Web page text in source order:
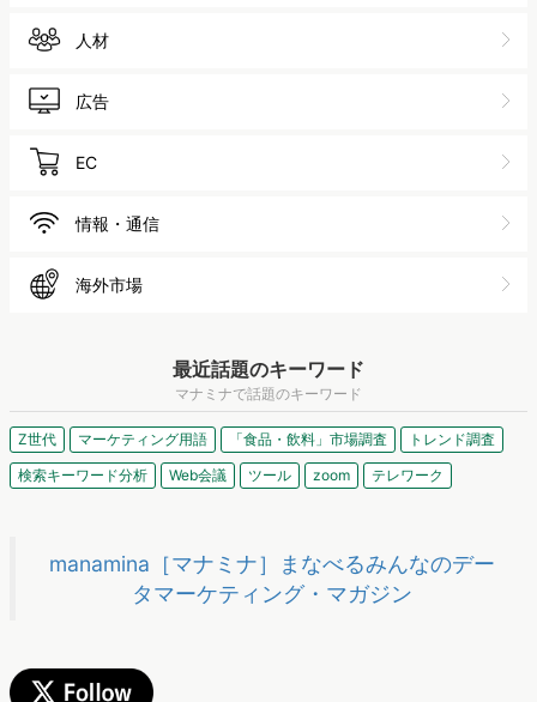
人材
広告
EC
情報・通信
海外市場
最近話題のキーワード
マナミナで話題のキーワード
Z世代 マーケティング用語 「食品・飲料」市場調査
トレンド調査
検索キーワード分析
Web会議 ツール zoom テレワーク
manamina［マナミナ］まなべるみんなのデー
タマーケティング・マガジン